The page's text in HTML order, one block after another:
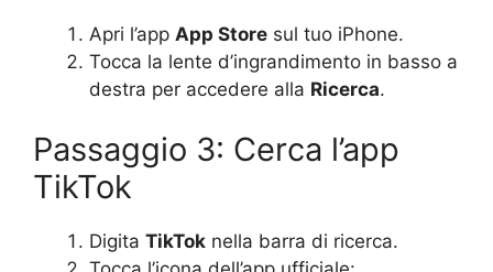
Apri l’app App Store sul tuo iPhone.
Tocca la lente d’ingrandimento in basso a
destra per accedere alla Ricerca.
Passaggio 3: Cerca l’app
TikTok
Digita TikTok nella barra di ricerca.